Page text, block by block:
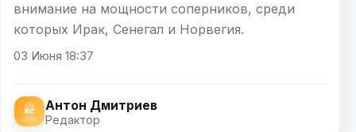
внимание на мощности соперников, среди
которых Ирак, Сенегал и Норвегия.
03 Июня 18:37
Антон Дмитриев
Редактор